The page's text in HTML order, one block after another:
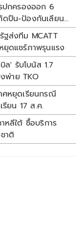
ปกครองออก 6
ดปืน-ป้องกันเลียน
ฐส่งทีม MCATT
ยุดแชร์ภาพรุนแรง
ล' รับโบนัส 1.7
พ่าย TKO
ศหยุดเรียนกรณี
ยน 17 ส.ค.
หลีใต้ ซื้อบริการ
าติ